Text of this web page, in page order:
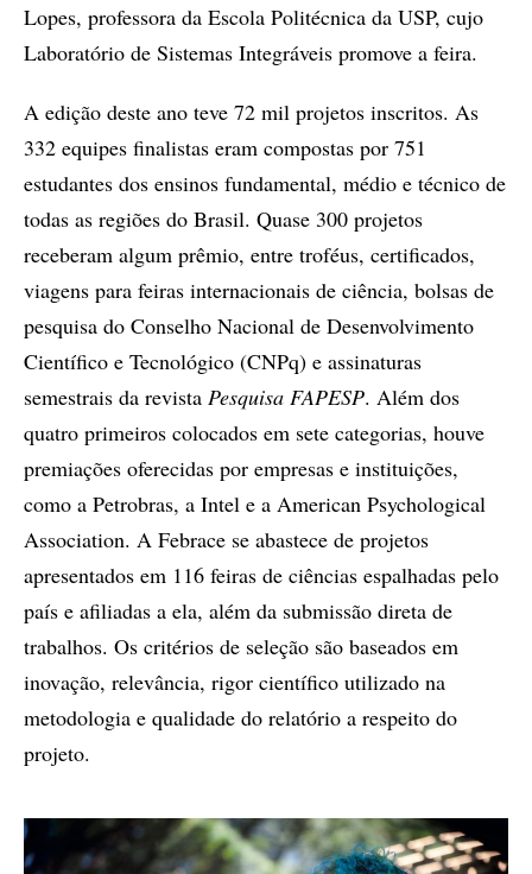
Lopes, professora da Escola Politécnica da USP, cujo
Laboratório de Sistemas Integráveis promove a feira.
A edição deste ano teve 72 mil projetos inscritos. As
332 equipes finalistas eram compostas por 751
estudantes dos ensinos fundamental, médio e técnico de
todas as regiões do Brasil. Quase 300 projetos
receberam algum prêmio, entre troféus, certificados,
viagens para feiras internacionais de ciência, bolsas de
pesquisa do Conselho Nacional de Desenvolvimento
Científico e Tecnológico (CNPq) e assinaturas
semestrais da revista Pesquisa FAPESP. Além dos
quatro primeiros colocados em sete categorias, houve
premiações oferecidas por empresas e instituições,
como a Petrobras, a Intel e a American Psychological
Association. A Febrace se abastece de projetos
apresentados em 116 feiras de ciências espalhadas pelo
país e afiliadas a ela, além da submissão direta de
trabalhos. Os critérios de seleção são baseados em
inovação, relevância, rigor científico utilizado na
metodologia e qualidade do relatório a respeito do
projeto.